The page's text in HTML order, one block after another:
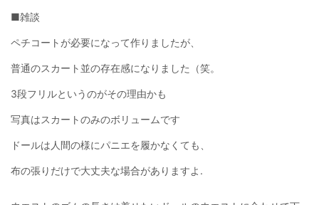
■雑談
ペチコートが必要になって作りましたが、
普通のスカート並の存在感になりました（笑。
3段フリルというのがその理由かも
写真はスカートのみのボリュームです
ドールは人間の様にパニエを履かなくても、
布の張りだけで大丈夫な場合がありますよ.